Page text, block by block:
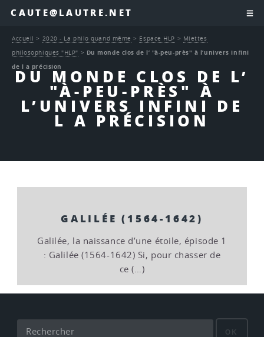
CAUTE@LAUTRE.NET
DU MONDE CLOS DE L’
"À-PEU-PRÈS" À
L’UNIVERS INFINI DE
L A PRÉCISION
Accueil > 2020 - La philo quand même > Espace HLP > Miettes
philosophiques "HLP" > Du monde clos de l’ "à-peu-près" à l’univers infini
de l a précision
GALILÉE (1564-1642)
Galilée, la naissance d’une étoile, épisode 1
: Galilée (1564-1642) Si, pour chasser de
ce (…)
OK